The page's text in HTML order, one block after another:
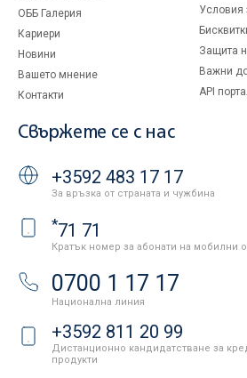
ОББ Галерия
Кариери
Новини
Вашето мнение
Контакти
Условия
Защита
Важни
API
Свържете се с нас
+3592 483 17 17
За връзка от страната и чужбина
*71 71
Кратък номер за абонати на мобилни
0700 1 17 17
Национална линия
+3592 811 20 99
Дистанционно кандидатстване за
продукти